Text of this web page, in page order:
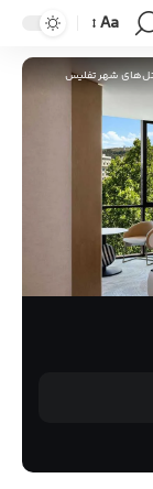
Aa
شهر تفلیس